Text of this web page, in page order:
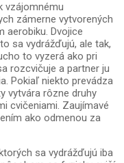
vzájomnému
zámerne vytvorených
aerobiku. Dvojice
sa vydrážďujú, ale tak,
to vyzerá ako pri
rozcvičuje a partner ju
Pokiaľ niekto prevádza
vytvára rôzne druhy
cvičeniami. Zaujímavé
ako odmenou za
sa vydrážďujú iba